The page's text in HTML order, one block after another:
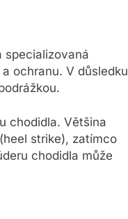
specializovaná
ochranu. V důsledku
chodidla. Většina
strike), zatímco
chodidla může